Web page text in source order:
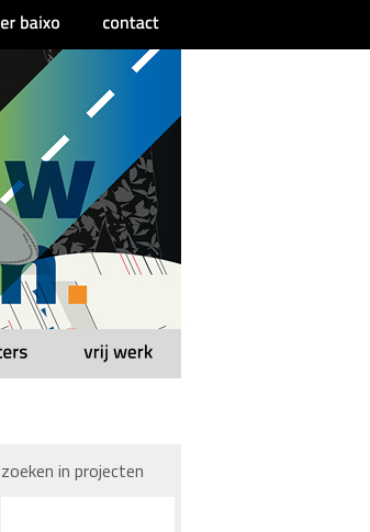
zoeken in projecten